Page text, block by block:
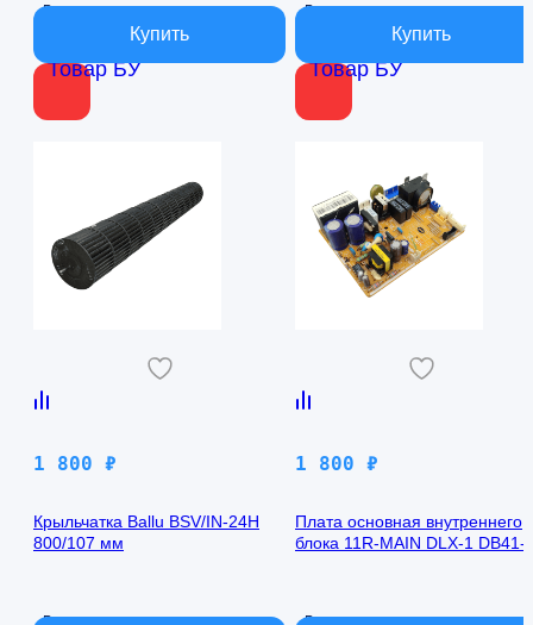
Товар БУ
В наличии
Товар БУ
В наличии
1 800 ₽
Крыльчатка Ballu BSV/IN-24H
800/107 мм
В наличии
1 800 ₽
Плата основная внутреннего
блока 11R-MAIN DLX-1 DB41-
В наличии